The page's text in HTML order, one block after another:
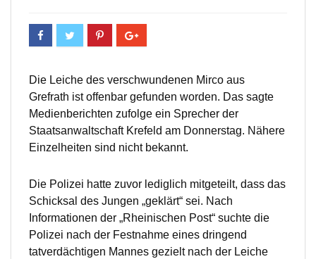
Die Leiche des verschwundenen Mirco aus
Grefrath ist offenbar gefunden worden. Das sagte
Medienberichten zufolge ein Sprecher der
Staatsanwaltschaft Krefeld am Donnerstag. Nähere
Einzelheiten sind nicht bekannt.
Die Polizei hatte zuvor lediglich mitgeteilt, dass das
Schicksal des Jungen „geklärt“ sei. Nach
Informationen der „Rheinischen Post“ suchte die
Polizei nach der Festnahme eines dringend
tatverdächtigen Mannes gezielt nach der Leiche